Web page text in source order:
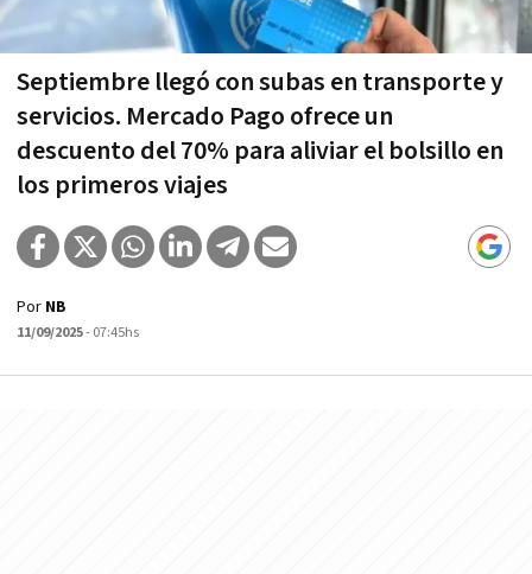
Septiembre llegó con subas en transporte y
servicios. Mercado Pago ofrece un
descuento del 70% para aliviar el bolsillo en
los primeros viajes
Por NB
11/09/2025- 07:45hs